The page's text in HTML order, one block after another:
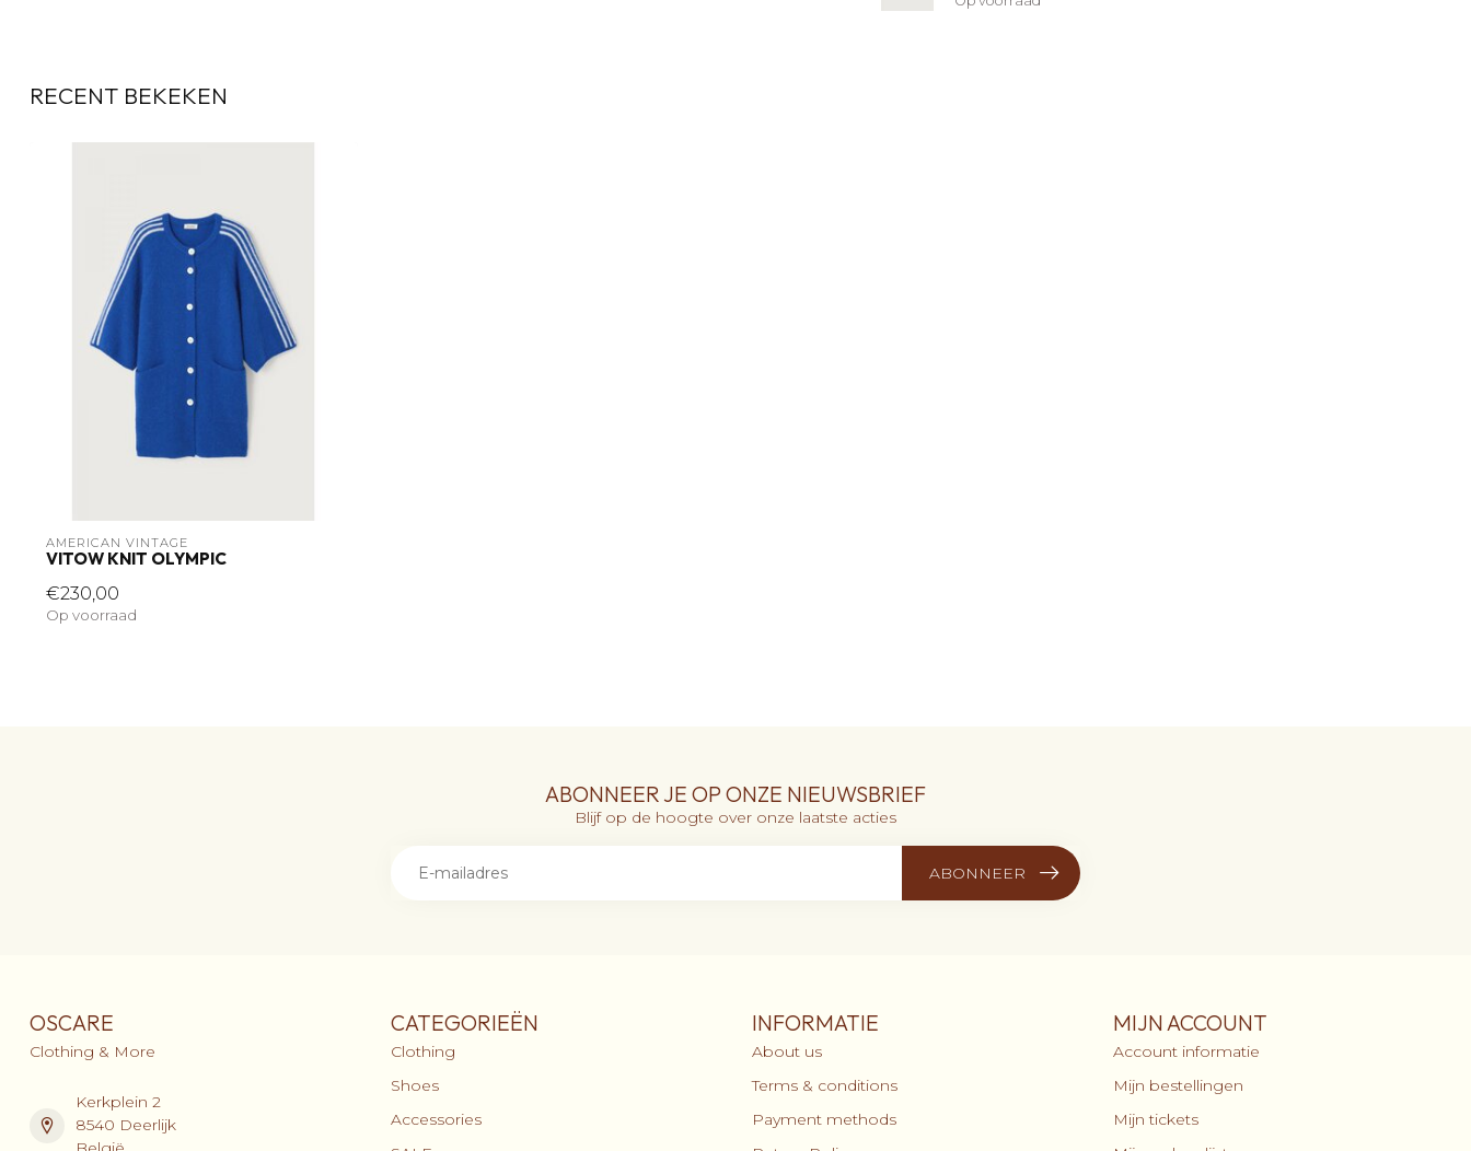
RECENT BEKEKEN
AMERICAN VINTAGE
VITOW KNIT OLYMPIC
€230,00
Op voorraad
ABONNEER JE OP ONZE NIEUWSBRIEF
Blijf op de hoogte over onze laatste acties
ABONNEER
OSCARE
Clothing & More
Kerkplein 2
8540 Deerlijk
CATEGORIEËN
Clothing
Shoes
Accessories
INFORMATIE
About us
Terms & conditions
Payment methods
MIJN ACCOUNT
Account informatie
Mijn bestellingen
Mijn tickets